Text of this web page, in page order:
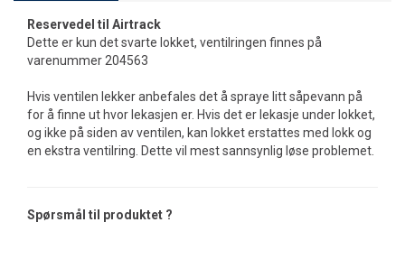
Reservedel til Airtrack
Dette er kun det svarte lokket, ventilringen finnes på
varenummer 204563
Hvis ventilen lekker anbefales det å spraye litt såpevann på
for å finne ut hvor lekasjen er. Hvis det er lekasje under lokket,
og ikke på siden av ventilen, kan lokket erstattes med lokk og
en ekstra ventilring. Dette vil mest sannsynlig løse problemet.
Spørsmål til produktet ?